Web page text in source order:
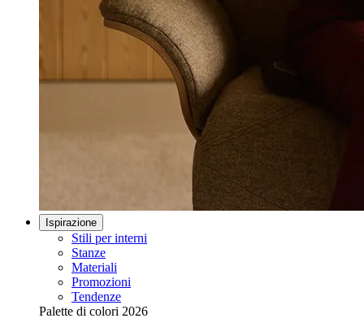
Ispirazione
Stili per interni
Stanze
Materiali
Promozioni
Tendenze
Palette di colori 2026